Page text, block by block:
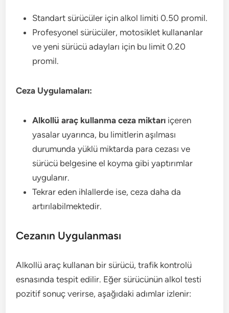
Standart sürücüler için alkol limiti 0.50 promil.
Profesyonel sürücüler, motosiklet kullananlar
ve yeni sürücü adayları için bu limit 0.20
promil.
Ceza Uygulamaları:
Alkollü araç kullanma ceza miktarı içeren
yasalar uyarınca, bu limitlerin aşılması
durumunda yüklü miktarda para cezası ve
sürücü belgesine el koyma gibi yaptırımlar
uygulanır.
Tekrar eden ihlallerde ise, ceza daha da
artırılabilmektedir.
Cezanın Uygulanması
Alkollü araç kullanan bir sürücü, trafik kontrolü
esnasında tespit edilir. Eğer sürücünün alkol testi
pozitif sonuç verirse, aşağıdaki adımlar izlenir: